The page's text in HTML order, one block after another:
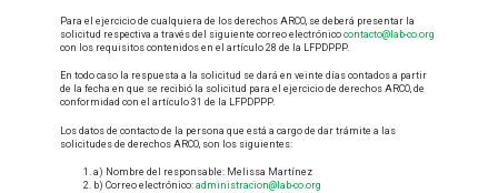
Para el ejercicio de cualquiera de los derechos ARCO, se deberá presentar la
solicitud respectiva a través del siguiente correo electrónico contacto@lab-co.org
con los requisitos contenidos en el artículo 28 de la LFPDPPP.
En todo caso la respuesta a la solicitud se dará en veinte días contados a partir
de la fecha en que se recibió la solicitud para el ejercicio de derechos ARCO, de
conformidad con el artículo 31 de la LFPDPPP.
Los datos de contacto de la persona que está a cargo de dar trámite a las
solicitudes de derechos ARCO, son los siguientes:
a) Nombre del responsable: Melissa Martínez
b) Correo electrónico: administracion@lab-co.org